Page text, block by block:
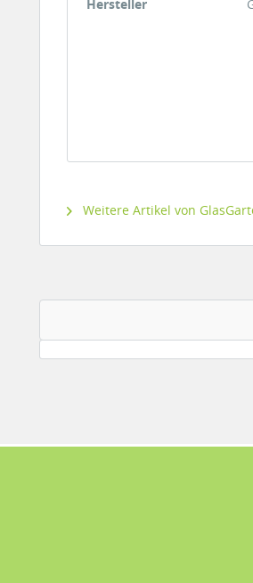
Hersteller
Weitere Artikel von